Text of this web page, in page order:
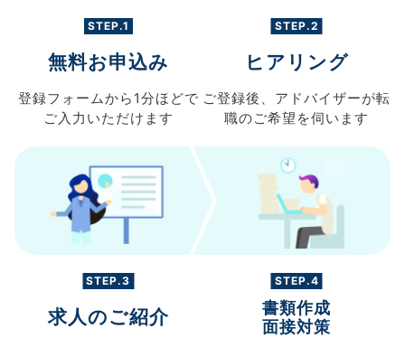
STEP.1
無料お申込み
登録フォームから 1分ほどで
ご入力 いただけます
STEP.2
ヒアリング
ご登録後、 アドバイザーが転
職のご希望を伺います
STEP.3
求人のご紹介
STEP.4
書類作成
面接対策